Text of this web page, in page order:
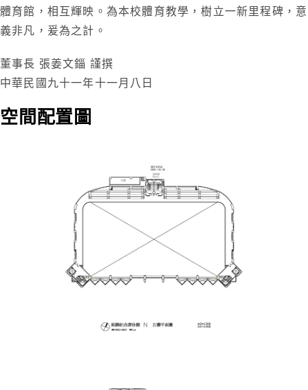
體育館，相互輝映。為本校體育教學，樹立一新里程碑，意
義非凡，爰為之計。
董事長 張姜文錙 謹撰
中華民國九十一年十一月八日
空間配置圖